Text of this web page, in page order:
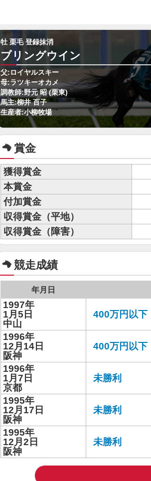
牡 栗毛 登録抹消
ブリングウイン
父:ロイヤルスキー
母:ラツキーオカメ
調教師:野元 昭 (栗東)
馬主:柳井 百子
生産者:小柳牧場
賞金
獲得賞金
本賞金
付加賞金
収得賞金（平地）
収得賞金（障害）
競走成績
年月日
1997年
1月5日
中山
400万円以下
1996年
12月14日
阪神
400万円以下
1996年
1月7日
京都
未勝利
1995年
12月17日
阪神
未勝利
1995年
12月2日
阪神
未勝利